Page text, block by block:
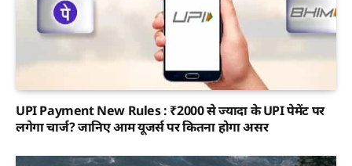
UPI Payment New Rules : ₹2000 से ज्यादा के UPI पेमेंट पर
लगेगा चार्ज? जानिए आम यूजर्स पर कितना होगा असर